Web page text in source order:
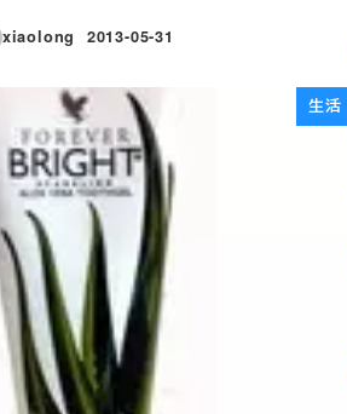
xiaolong
投稿日
2013-05-31
生活